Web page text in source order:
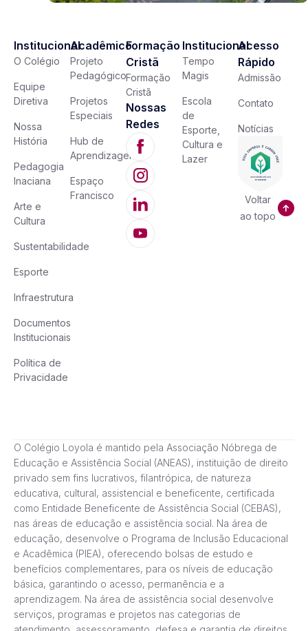
Institucional
O Colégio
Equipe
Diretiva
Nossa
História
Pedagogia
Inaciana
Arte e
Cultura
Sustentabilidade
Esporte
Infraestrutura
Documentos
Institucionais
Política de
Privacidade
Acadêmico
Projeto
Pedagógico
Projetos
Especiais
Hub de
Aprendizagem
Espaço
Francisco
Formação
Cristã
Formação
Cristã
Nossas
Redes
Institucional
Tempo
Magis
Escola
de
Esporte,
Cultura e
Lazer
Acesso
Rápido
Admissão
Contato
Notícias
Voltar
ao topo
O Colégio Loyola é mantido pela Associação Nóbrega de
Educação e Assistência Social (ANEAS), instituição de direito
privado sem fins lucrativos, filantrópica, de natureza
educativa, cultural, assistencial e beneficente, certificada
como Entidade Beneficente de Assistência Social (CEBAS),
nas áreas de educação e assistência social. Na área de
educação, desenvolve o Programa de Inclusão Educacional
e Acadêmica (PIEA), oferecendo bolsas de estudo e
benefícios complementares, para os níveis de educação
básica, garantindo o acesso, permanência e a
aprendizagem. Na área de assistência social desenvolve
serviços, programas e projetos nas categorias de